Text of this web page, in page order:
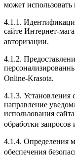
может использовать
4.1.1.
сайте Интернет-
авторизации.
4.1.2.
Online-Krasota.
4.1.3. Установления
направление
использования
обработки запросов
4.1.4. Определения
обеспечения